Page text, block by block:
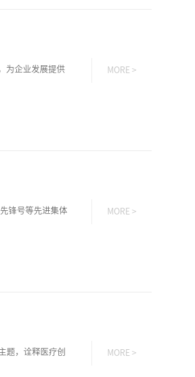
为企业发展提供
MORE >
锋号等先进集体
MORE >
题，诠释医疗创
MORE >